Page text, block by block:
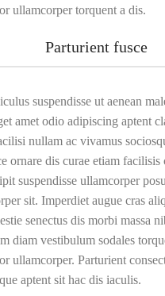
ullamcorper torquent a dis.
Parturient fusce
suspendisse ut aenean
amet odio adipiscing aptent
nullam ac vivamus
ornare dis curae etiam
suspendisse ullamcorper
sit. Imperdiet augue cras
senectus dis morbi massa
diam vestibulum sodales
ullamcorper. Parturient
aptent sit hac dis iaculis.